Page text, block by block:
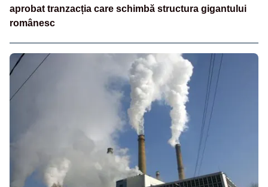
aprobat tranzacția care schimbă structura gigantului
românesc